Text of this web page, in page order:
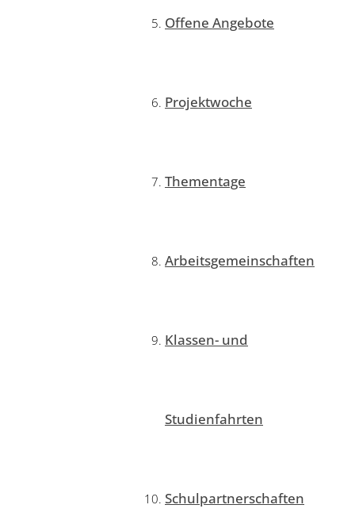
Offene Angebote
Projektwoche
Thementage
Arbeitsgemeinschaften
Klassen- und
Studienfahrten
Schulpartnerschaften